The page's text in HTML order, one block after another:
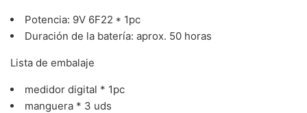
Potencia: 9V 6F22 * 1pc
Duración de la batería: aprox. 50 horas
Lista de embalaje
medidor digital * 1pc
manguera * 3 uds